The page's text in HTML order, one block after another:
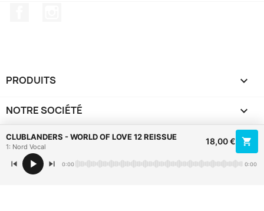
PRODUITS 
NOTRE SOCIÉTÉ 
VOTRE COMPTE 
INFORMATIONS keyboard_arrow_down
CLUBLANDERS - WORLD OF LOVE 12 REISSUE
1: Nord Vocal
0:00 0:00
18,00 €